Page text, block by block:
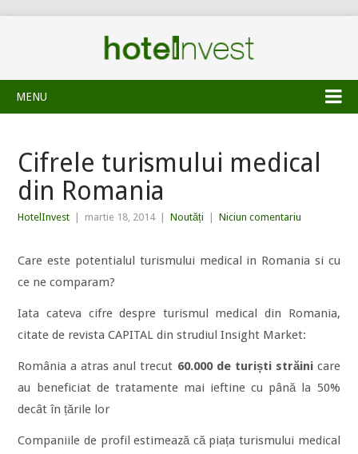
MENU
Cifrele turismului medical
din Romania
HotelInvest martie 18, 2014 Noutăți Niciun comentariu
Care este potentialul turismului medical in Romania si cu
ce ne comparam?
Iata cateva cifre despre turismul medical din Romania,
citate de revista CAPITAL din strudiul Insight Market:
România a atras anul trecut 60.000 de turiști străinicare
au beneficiat de tratamente mai ieftine cu până la 50%
decât în țările lor
Companiile de profil estimează că piața turismului medical